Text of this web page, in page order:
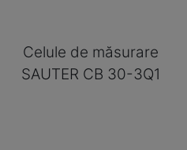
Celule de măsurare
SAUTER CB 30-3Q1